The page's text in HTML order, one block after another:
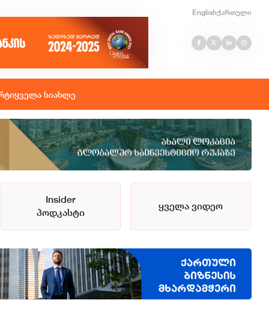
Englishქართული
ყველა სიახლე
Insider
პოდკასტი
ყველა ვიდეო